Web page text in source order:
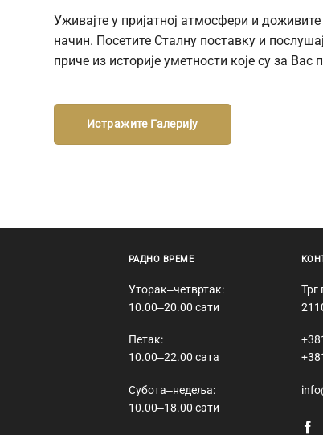
Уживајте у пријатној атмосфери и
начин. Посетите Сталну поставку и
приче из историје уметности које су за
Истражите Галерију
РАДНО ВРЕМЕ
Уторак‒четвртак:
10.00‒20.00 сати
Петак:
10.00‒22.00 сата
Субота‒недеља:
10.00‒18.00 сати
Трг